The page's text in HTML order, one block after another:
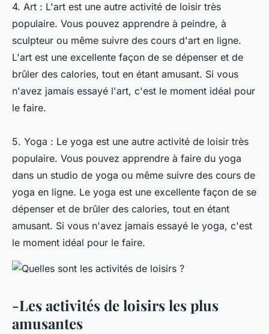
4. Art : L'art est une autre activité de loisir très
populaire. Vous pouvez apprendre à peindre, à
sculpteur ou même suivre des cours d'art en ligne.
L'art est une excellente façon de se dépenser et de
brûler des calories, tout en étant amusant. Si vous
n'avez jamais essayé l'art, c'est le moment idéal pour
le faire.
5. Yoga : Le yoga est une autre activité de loisir très
populaire. Vous pouvez apprendre à faire du yoga
dans un studio de yoga ou même suivre des cours de
yoga en ligne. Le yoga est une excellente façon de se
dépenser et de brûler des calories, tout en étant
amusant. Si vous n'avez jamais essayé le yoga, c'est
le moment idéal pour le faire.
-Les activités de loisirs les plus
amusantes